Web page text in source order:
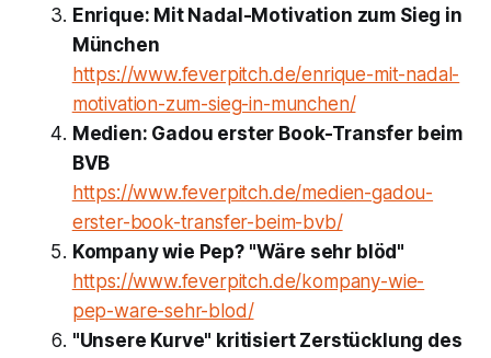
Enrique: Mit Nadal-Motivation zum Sieg in
München
https://www.feverpitch.de/enrique-mit-nadal-
motivation-zum-sieg-in-munchen/
Medien: Gadou erster Book-Transfer beim
BVB
https://www.feverpitch.de/medien-gadou-
erster-book-transfer-beim-bvb/
Kompany wie Pep? "Wäre sehr blöd"
https://www.feverpitch.de/kompany-wie-
pep-ware-sehr-blod/
"Unsere Kurve" kritisiert Zerstücklung des